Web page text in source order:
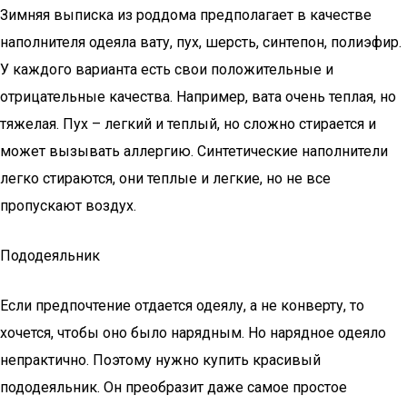
Зимняя выписка из роддома предполагает в качестве
наполнителя одеяла вату, пух, шерсть, синтепон, полиэфир.
У каждого варианта есть свои положительные и
отрицательные качества. Например, вата очень теплая, но
тяжелая. Пух – легкий и теплый, но сложно стирается и
может вызывать аллергию. Синтетические наполнители
легко стираются, они теплые и легкие, но не все
пропускают воздух.
Пододеяльник
Если предпочтение отдается одеялу, а не конверту, то
хочется, чтобы оно было нарядным. Но нарядное одеяло
непрактично. Поэтому нужно купить красивый
пододеяльник. Он преобразит даже самое простое